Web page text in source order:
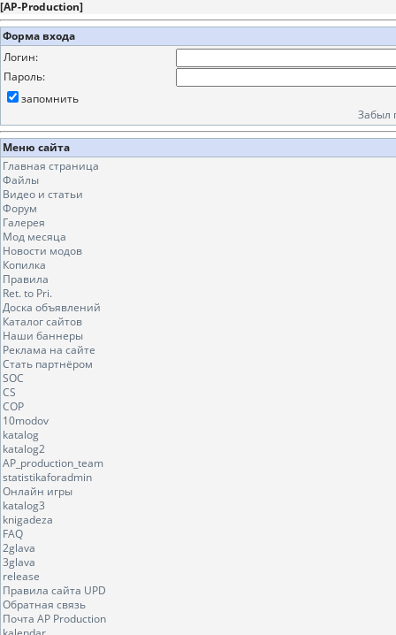
[AP-Production]
Форма входа
Логин:
Пароль:
запомнить
Забыл
Меню сайта
Главная страница
Файлы
Видео и статьи
Форум
Галерея
Мод месяца
Новости модов
Копилка
Правила
Ret. to Pri.
Доска объявлений
Каталог сайтов
Наши баннеры
Реклама на сайте
Стать партнёром
SOC
CS
COP
10modov
katalog
katalog2
AP_production_team
statistikaforadmin
Онлайн игры
katalog3
knigadeza
FAQ
2glava
3glava
release
Правила сайта UPD
Обратная связь
Почта AP Production